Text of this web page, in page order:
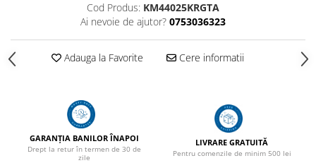
Cod Produs: KM44025KRGTA
Ai nevoie de ajutor? 0753036323
Adauga la Favorite Cere informatii
GARANȚIA BANILOR ÎNAPOI
Drept la retur în termen de 30 de
zile
LIVRARE GRATUITĂ
Pentru comenzile de minim 500 lei